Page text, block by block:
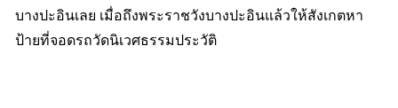
บางปะอินเลย เมื่อถึงพระราชวังบางปะอินแล้วให้สังเกตหา
ป้ายที่จอดรถวัดนิเวศธรรมประวัติ